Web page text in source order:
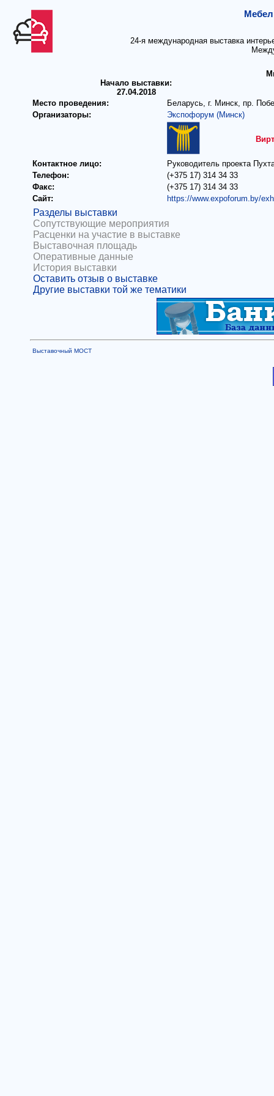
24-я международная выставка
Начало выставки:
27.04.2018
Место проведения:
Беларусь, г. Минск, пр.
Организаторы:
Экспофорум (Минск)
Контактное лицо:
Руководитель проекта
Телефон:
(+375 17) 314 34 33
Факс:
(+375 17) 314 34 33
Сайт:
https://www.expoforum.by/
Разделы выставки
Сопутствующие мероприятия
Расценки на участие в выставке
Выставочная площадь
Оперативные данные
История выставки
Оставить отзыв о выставке
Другие выставки той же тематики
Выставочный МОСТ